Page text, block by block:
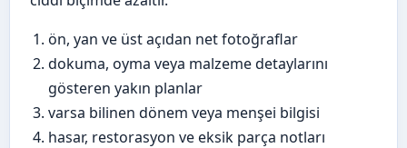
ön, yan ve üst açıdan net fotoğraflar
dokuma, oyma veya malzeme detaylarını
gösteren yakın planlar
varsa bilinen dönem veya menşei bilgisi
hasar, restorasyon ve eksik parça notları